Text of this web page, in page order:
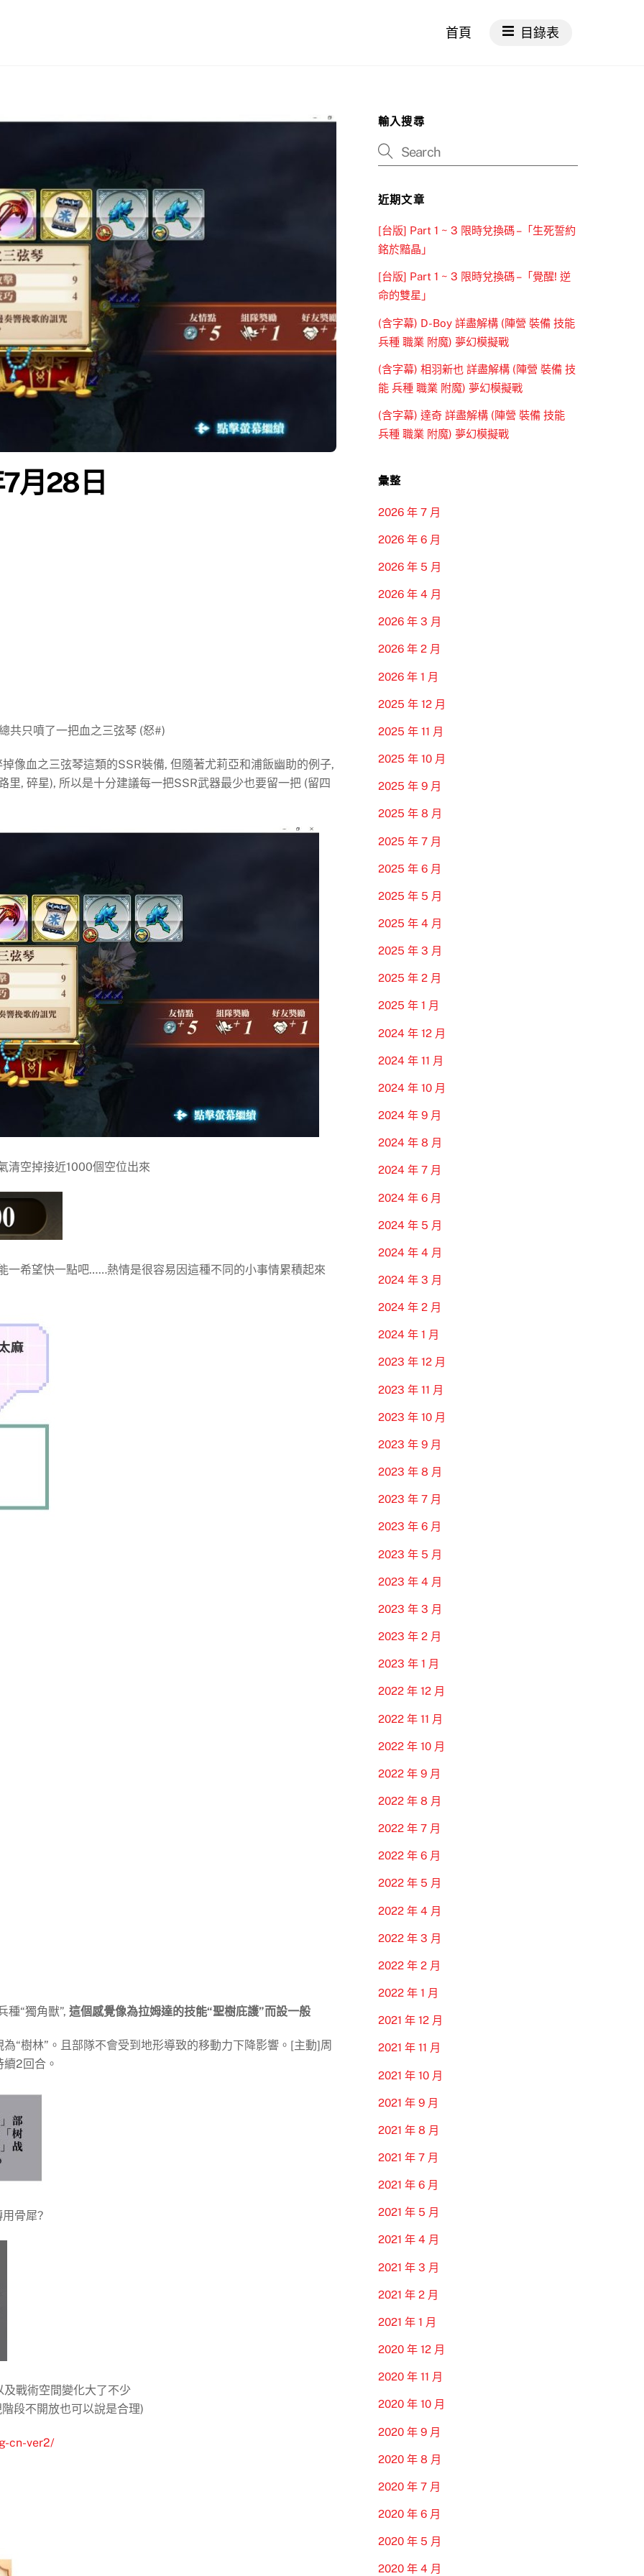
首頁 目錄表
月28日
共只噴了一把血之三弦琴 (怒#)
像血之三弦琴這類的SSR裝備, 但隨著尤莉亞和浦飯幽助的例子,
里, 碎星), 所以是十分建議每一把SSR武器最少也要留一把 (留四
清空掉接近1000個空位出來
一希望快一點吧……熱情是很容易因這種不同的小事情累積起來
種“獨角獸”, 這個感覺像為拉姆達的技能“聖樹庇護”而設一般
“樹林”。且部隊不會受到地形導致的移動力下降影響。[主動]周
2回合。
骨犀?
戰術空間變化大了不少
段不開放也可以說是合理)
cn-ver2/
輸入搜尋
近期文章
[台版] Part 1 ~ 3 限時兌換碼 –「生死誓約
銘於黯晶」
[台版] Part 1 ~ 3 限時兌換碼 –「覺醒! 逆
命的雙星」
(含字幕) D-Boy 詳盡解構 (陣營 裝備 技能
兵種 職業 附魔) 夢幻模擬戰
(含字幕) 相羽新也 詳盡解構 (陣營 裝備 技
能 兵種 職業 附魔) 夢幻模擬戰
(含字幕) 達奇 詳盡解構 (陣營 裝備 技能
兵種 職業 附魔) 夢幻模擬戰
彙整
2026 年 7 月
2026 年 6 月
2026 年 5 月
2026 年 4 月
2026 年 3 月
2026 年 2 月
2026 年 1 月
2025 年 12 月
2025 年 11 月
2025 年 10 月
2025 年 9 月
2025 年 8 月
2025 年 7 月
2025 年 6 月
2025 年 5 月
2025 年 4 月
2025 年 3 月
2025 年 2 月
2025 年 1 月
2024 年 12 月
2024 年 11 月
2024 年 10 月
2024 年 9 月
2024 年 8 月
2024 年 7 月
2024 年 6 月
2024 年 5 月
2024 年 4 月
2024 年 3 月
2024 年 2 月
2024 年 1 月
2023 年 12 月
2023 年 11 月
2023 年 10 月
2023 年 9 月
2023 年 8 月
2023 年 7 月
2023 年 6 月
2023 年 5 月
2023 年 4 月
2023 年 3 月
2023 年 2 月
2023 年 1 月
2022 年 12 月
2022 年 11 月
2022 年 10 月
2022 年 9 月
2022 年 8 月
2022 年 7 月
2022 年 6 月
2022 年 5 月
2022 年 4 月
2022 年 3 月
2022 年 2 月
2022 年 1 月
2021 年 12 月
2021 年 11 月
2021 年 10 月
2021 年 9 月
2021 年 8 月
2021 年 7 月
2021 年 6 月
2021 年 5 月
2021 年 4 月
2021 年 3 月
2021 年 2 月
2021 年 1 月
2020 年 12 月
2020 年 11 月
2020 年 10 月
2020 年 9 月
2020 年 8 月
2020 年 7 月
2020 年 6 月
2020 年 5 月
2020 年 4 月